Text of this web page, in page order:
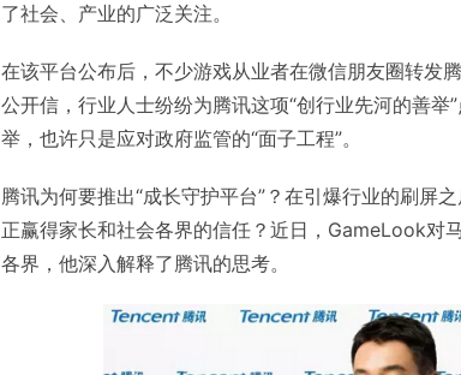
了社会、产业的广泛关注。
在该平台公布后，不少游戏从业者在微信朋友圈转发
公开信，行业人士纷纷为腾讯这项“创行业先河的善
举，也许只是应对政府监管的“面子工程”。
腾讯为何要推出“成长守护平台”？在引爆行业的刷屏
正赢得家长和社会各界的信任？近日，GameLook对
各界，他深入解释了腾讯的思考。